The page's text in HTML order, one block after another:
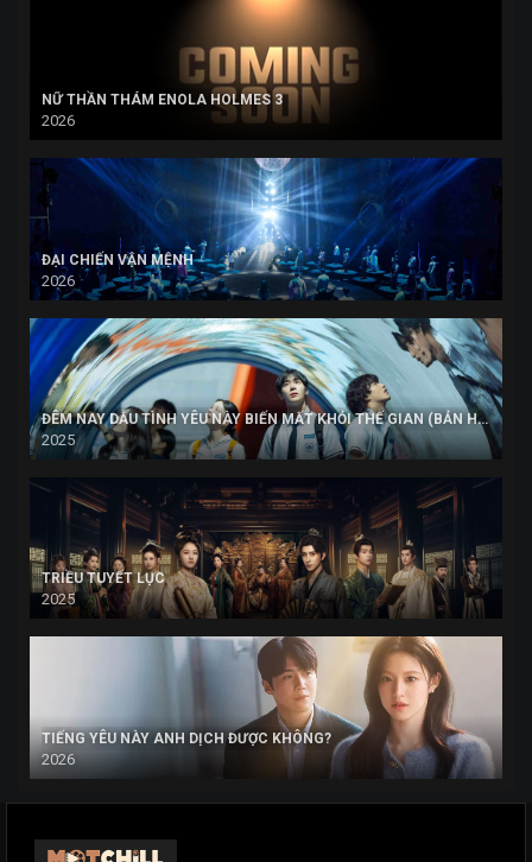
NỮ THẦN THÁM ENOLA HOLMES 3
2026
ĐẠI CHIẾN VẬN MỆNH
2026
ĐÊM NAY DẪU TÌNH YÊU NÀY BIẾN MẤT KHỎI THẾ GIAN (BẢN HÀN)
2025
TRIỀU TUYẾT LỤC
2025
TIẾNG YÊU NÀY ANH DỊCH ĐƯỢC KHÔNG?
2026